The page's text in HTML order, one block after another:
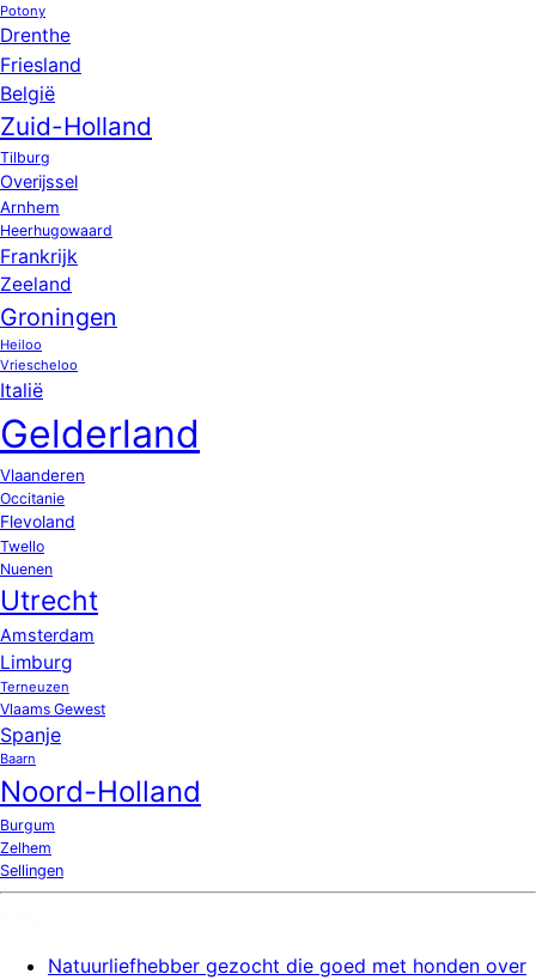
Potony
Drenthe
Friesland
België
Zuid-Holland
Tilburg
Overijssel
Arnhem
Heerhugowaard
Frankrijk
Zeeland
Groningen
Heiloo
Vriescheloo
Italië
Gelderland
Vlaanderen
Occitanie
Flevoland
Twello
Nuenen
Utrecht
Amsterdam
Limburg
Terneuzen
Vlaams Gewest
Spanje
Baarn
Noord-Holland
Burgum
Zelhem
Sellingen
Natuurliefhebber gezocht die goed met honden over